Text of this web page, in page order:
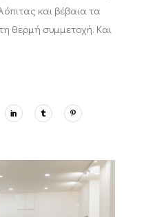
και βέβαια τα
θερμή συμμετοχή. Και